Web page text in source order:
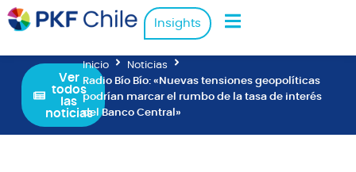
Insights
Ver
todos
las
noticias
Inicio
Noticias
Radio Bío Bío: «Nuevas tensiones geopolíticas
podrían marcar el rumbo de la tasa de interés
del Banco Central»